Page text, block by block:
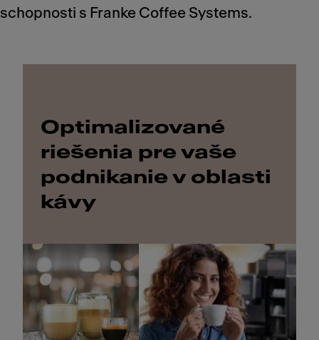
schopnosti s Franke Coffee Systems.
Optimalizované
riešenia pre vaše
podnikanie v oblasti
kávy